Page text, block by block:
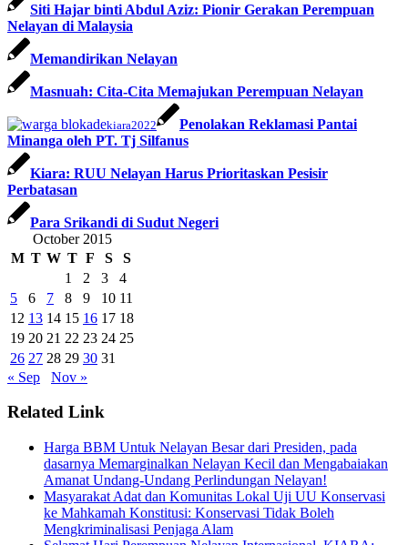
Siti Hajar binti Abdul Aziz: Pionir Gerakan Perempuan
Nelayan di Malaysia
Memandirikan Nelayan
Masnuah: Cita-Cita Memajukan Perempuan Nelayan
kiara2022
Penolakan Reklamasi Pantai
Minanga oleh PT. Tj Silfanus
Kiara: RUU Nelayan Harus Prioritaskan Pesisir
Perbatasan
Para Srikandi di Sudut Negeri
October 2015
M T W T F S
S
1
2 3
4
5
6 7 8 9 10 11
12 13 14 15 16 17 18
19 20 21 22 23 24 25
26 27 28 29 30 31
« Sep
Nov »
Related Link
Harga BBM Untuk Nelayan Besar dari Presiden, pada
dasarnya Memarginalkan Nelayan Kecil dan Mengabaiakan
Amanat Undang-Undang Perlindungan Nelayan!
Masyarakat Adat dan Komunitas Lokal Uji UU Konservasi
ke Mahkamah Konstitusi: Konservasi Tidak Boleh
Mengkriminalisasi Penjaga Alam